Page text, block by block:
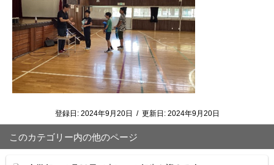
登録日: 2024年9月20日 / 更新日: 2024年9月20日
このカテゴリー内の他のページ